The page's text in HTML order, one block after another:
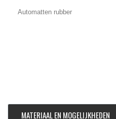
Automatten rubber
MATERIAAL EN MOGELIJKHEDEN